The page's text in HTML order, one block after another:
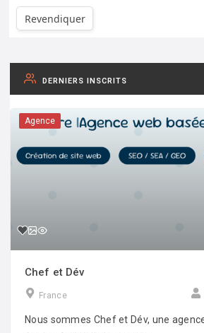
Revendiquer
DERNIERS INSCRITS
Agence
Chef et Dév
France
Nous sommes Chef et Dév, une